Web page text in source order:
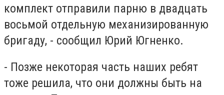
комплект отправили парню в двадцать
восьмой отдельную механизированную
бригаду, - сообщил Юрий Югненко.
- Позже некоторая часть наших ребят
тоже решила, что они должны быть на